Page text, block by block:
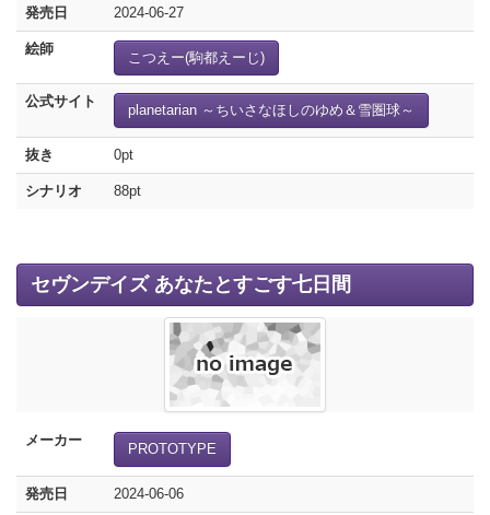
発売日 2024-06-27
絵師
こつえー(駒都えーじ)
公式サイト
planetarian ～ちいさなほしのゆめ＆雪圏球～
抜き 0pt
シナリオ 88pt
セヴンデイズ あなたとすごす七日間
メーカー
PROTOTYPE
発売日 2024-06-06